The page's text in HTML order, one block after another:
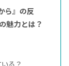
ら』の反
魅力とは？
る？